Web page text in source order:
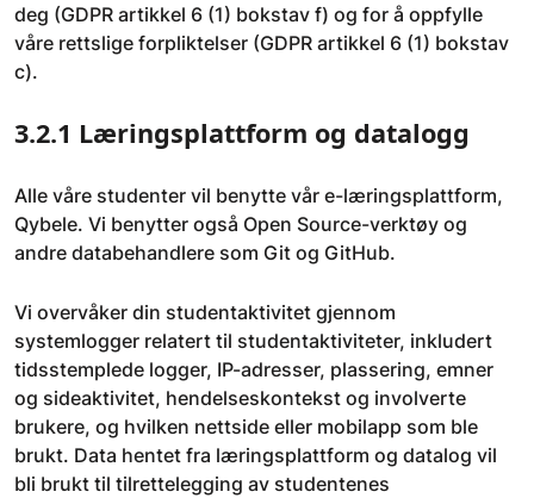
deg (GDPR artikkel 6 (1) bokstav f) og for å oppfylle
våre rettslige forpliktelser (GDPR artikkel 6 (1) bokstav
c).
3.2.1 Læringsplattform og datalogg
Alle våre studenter vil benytte vår e-læringsplattform,
Qybele. Vi benytter også Open Source-verktøy og
andre databehandlere som Git og GitHub.
Vi overvåker din studentaktivitet gjennom
systemlogger relatert til studentaktiviteter, inkludert
tidsstemplede logger, IP-adresser, plassering, emner
og sideaktivitet, hendelseskontekst og involverte
brukere, og hvilken nettside eller mobilapp som ble
brukt. Data hentet fra læringsplattform og datalog vil
bli brukt til tilrettelegging av studentenes